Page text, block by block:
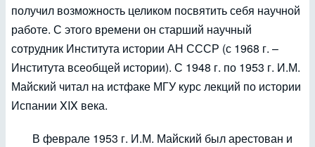
получил возможность целиком посвятить себя научной
работе. С этого времени он старший научный
сотрудник Института истории АН СССР (с 1968 г. –
Института всеобщей истории). С 1948 г. по 1953 г. И.М.
Майский читал на истфаке МГУ курс лекций по истории
Испании XIX века.
В феврале 1953 г. И.М. Майский был арестован и